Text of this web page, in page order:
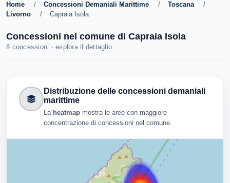
Home / Concessioni Demaniali Marittime / Toscana
/
Livorno
/ Capraia Isola
Concessioni nel comune di Capraia Isola
8 concessioni · esplora il dettaglio
Distribuzione delle concessioni demaniali
marittime
La heatmap mostra le aree con maggiore
concentrazione di concessioni nel comune.